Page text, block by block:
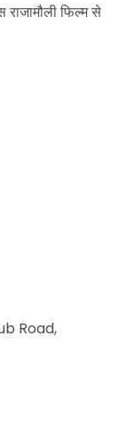
राजामौली फिल्म से
Road,